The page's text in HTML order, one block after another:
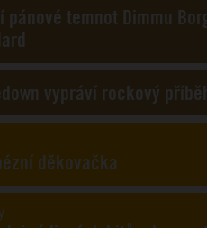
pánové temnot Dimmu
vypráví rockový
děkovačka